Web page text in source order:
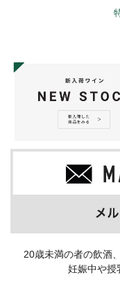
20歳未満の者の飲酒
妊娠中や授